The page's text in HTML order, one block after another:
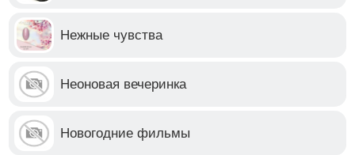
Нежные чувства
Неоновая вечеринка
Новогодние фильмы